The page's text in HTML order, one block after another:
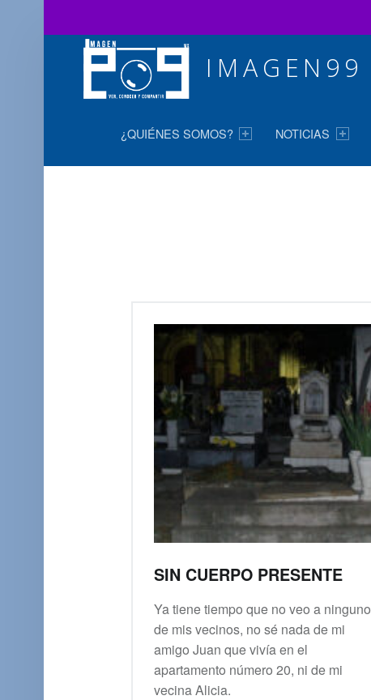
IMAGEN99
MENÚ PRINCIPAL
¿QUIÉNES SOMOS? NOTICIAS
SIN CUERPO PRESENTE
Ya tiene tiempo que no veo a ninguno
de mis vecinos, no sé nada de mi
amigo Juan que vivía en el
apartamento número 20, ni de mi
vecina Alicia.